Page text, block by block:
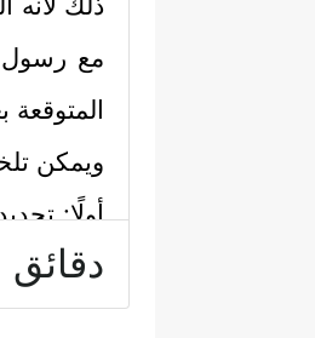
مع رسول
المتوقعة
ويمكن
أولًا:
نَصَحُواْ لِلَّهِ
دقائق